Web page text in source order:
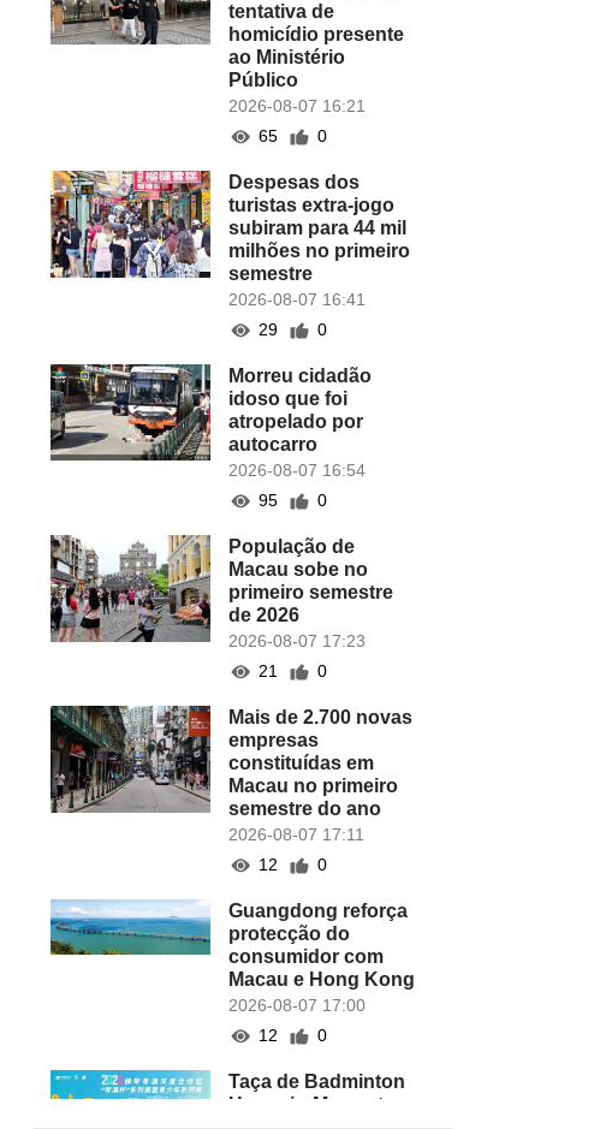
tentativa de
homicídio presente
ao Ministério
Público
2026-08-07 16:21
65
0
Despesas dos
turistas extra-jogo
subiram para 44 mil
milhões no primeiro
semestre
2026-08-07 16:41
29
0
Morreu cidadão
idoso que foi
atropelado por
autocarro
2026-08-07 16:54
95
0
População de
Macau sobe no
primeiro semestre
de 2026
2026-08-07 17:23
21
0
Mais de 2.700 novas
empresas
constituídas em
Macau no primeiro
semestre do ano
2026-08-07 17:11
12
0
Guangdong reforça
protecção do
consumidor com
Macau e Hong Kong
2026-08-07 17:00
12
0
Taça de Badminton
Hengqin-Macau tem